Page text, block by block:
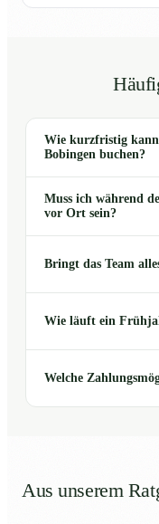
Wie kurzfristig
Bobingen buchen?
Muss ich während
vor Ort sein?
Bringt das Team
Wie läuft ein
Welche
Aus unserem